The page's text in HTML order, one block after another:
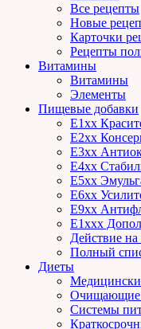
Все рецепты
Новые
Карточки
Рецепты
Витамины
Витамины
Элементы
Пищевые добавки
E1xx
E2xx
E3xx
E4xx
E5xx
E6xx
E9xx
E1xxx
Действие
Полный
Диеты
Очищающие
Системы